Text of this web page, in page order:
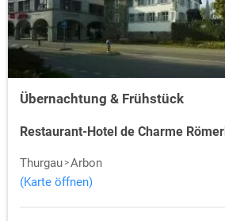
Übernachtung & Frühstück
Restaurant-Hotel de Charme
Thurgau Arbon
(Karte öffnen)